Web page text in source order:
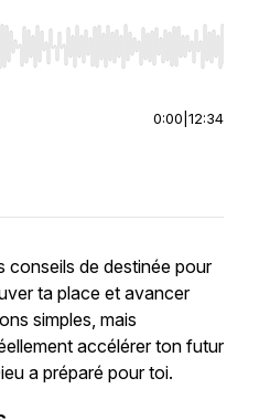
to seek, Home/End to jump to
0:00 12:34
conseils de destinée pour
ta place et avancer
simples, mais
accélérer ton futur
a préparé pour toi.